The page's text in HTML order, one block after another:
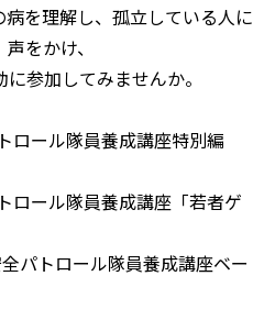
を理解し、孤立している人に
をかけ、
参加してみませんか。
ロール隊員養成講座特別編
ル隊員養成講座「若者ゲ
トロール隊員養成講座ベー